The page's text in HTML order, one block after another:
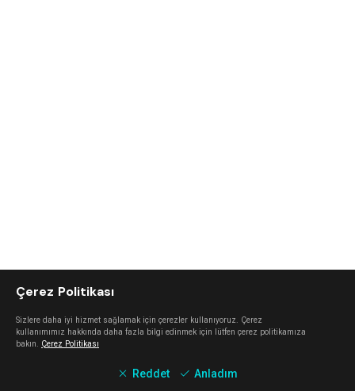
Çerez Politikası
Sizlere daha iyi hizmet sağlamak için çerezler kullanıyoruz. Çerez
kullanımımız hakkında daha fazla bilgi edinmek için lütfen çerez politikamıza
bakın. Çerez Politikası
Reddet Anladım